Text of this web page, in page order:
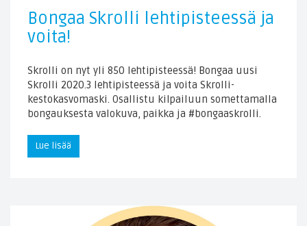
Bongaa Skrolli lehtipisteessä ja
voita!
Skrolli on nyt yli 850 lehtipisteessä! Bongaa uusi
Skrolli 2020.3 lehtipisteessä ja voita Skrolli-
kestokasvomaski. Osallistu kilpailuun somettamalla
bongauksesta valokuva, paikka ja #bongaaskrolli.
Lue lisää